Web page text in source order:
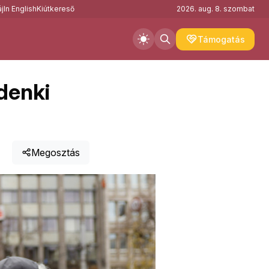
In EnglishKiútkereső 2026. aug. 8. szombat
Támogatás
Megosztás